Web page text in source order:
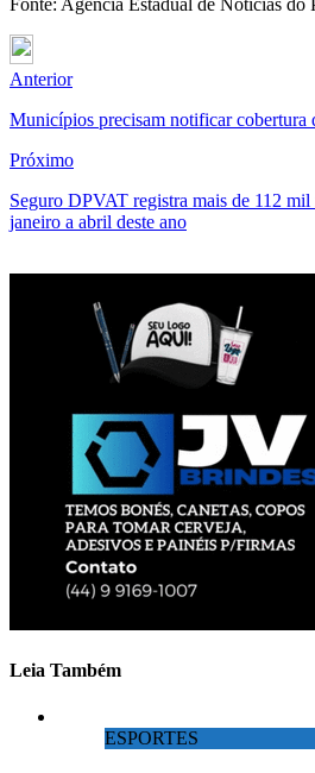
Anterior
Municípios precisam notificar cobertura
Próximo
Seguro DPVAT registra mais de 112 mil
janeiro a abril deste ano
Leia Também
ESPORTES